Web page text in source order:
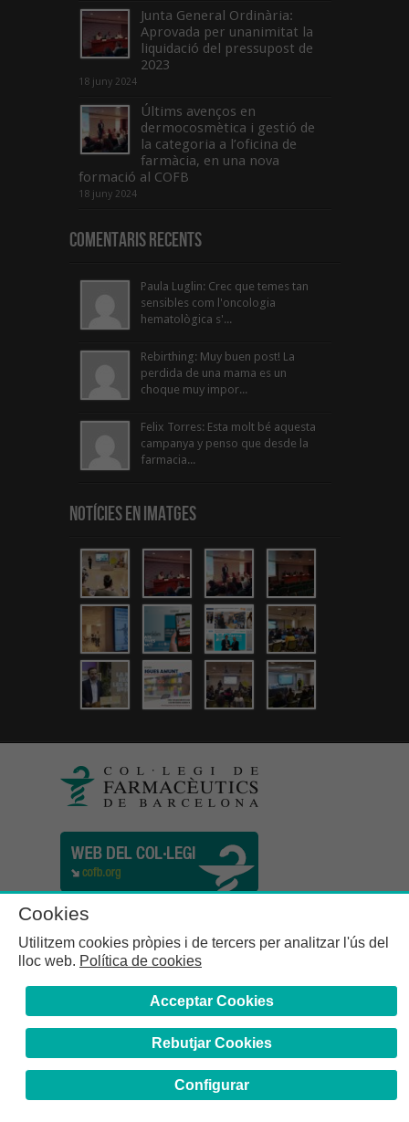
Junta General Ordinària:
Aprovada per unanimitat la
liquidació del pressupost de
2023
18 juny 2024
Últims avenços en
dermocosmètica i gestió de
la categoria a l’oficina de
farmàcia, en una nova
formació al COFB
18 juny 2024
Comentaris Recents
Paula Luglin: Crec que temes tan
sensibles com l'oncologia
hematològica s'...
Rebirthing: Muy buen post! La
perdida de una mama es un
choque muy impor...
Felix Torres: Esta molt bé aquesta
campanya y penso que desde la
farmacia...
Notícies en Imatges
Col·legi de Farmacèutics de la Província de Barcelona | C.
Girona, n° 64-66 - 08009 Barcelona | Tel. (34) 932 44 07 10
Cookies
Utilitzem cookies pròpies i de tercers per analitzar l'ús del
lloc web. Política de cookies
Acceptar Cookies
Rebutjar Cookies
Configurar